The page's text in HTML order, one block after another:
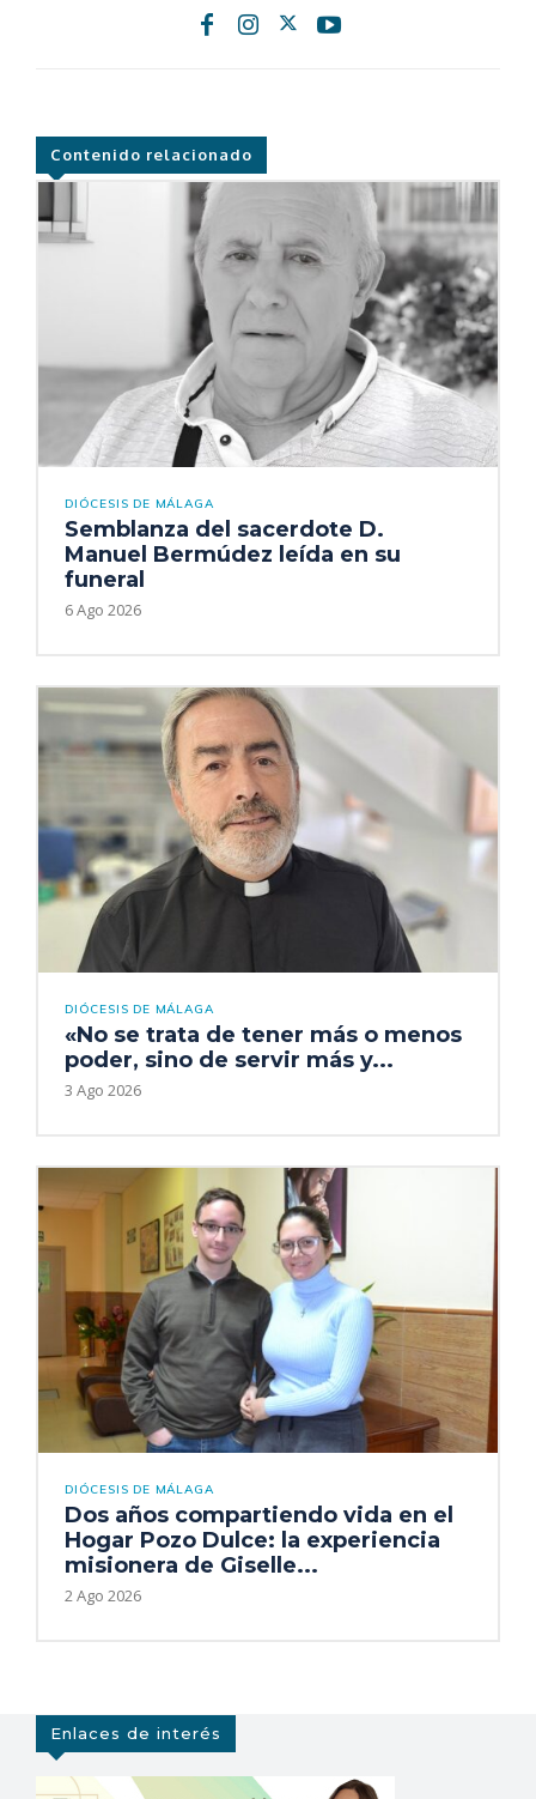
Contenido relacionado
DIÓCESIS DE MÁLAGA
Semblanza del sacerdote D.
Manuel Bermúdez leída en su
funeral
6 Ago 2026
DIÓCESIS DE MÁLAGA
«No se trata de tener más o menos
poder, sino de servir más y...
3 Ago 2026
DIÓCESIS DE MÁLAGA
Dos años compartiendo vida en el
Hogar Pozo Dulce: la experiencia
misionera de Giselle...
2 Ago 2026
Enlaces de interés